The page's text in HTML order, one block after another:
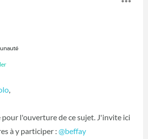
pour l'ouverture de ce sujet. J'invite ici
à y participer : @beffay